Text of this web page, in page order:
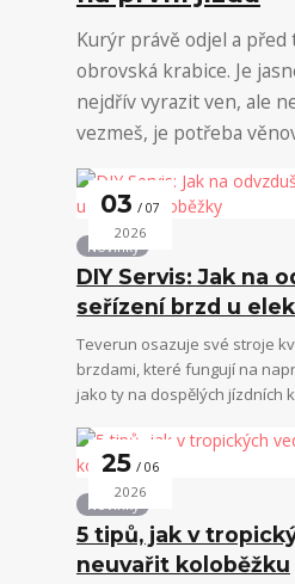
Kurýr právě odjel a
obrovská krabice. Je
nejdřív vyrazit ven, ale
vezmeš, je potřeba
03 07
2026
Novinky
DIY Servis: Jak na
seřízení brzd u
Teverun osazuje své stroje
brzdami, které fungují na
jako ty na dospělých jízdních
25 06
2026
Novinky
5 tipů, jak v
neuvařit koloběžku